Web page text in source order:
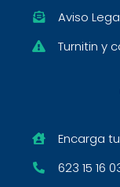
Aviso
Turnitin y
Encarga tu
623 15 16